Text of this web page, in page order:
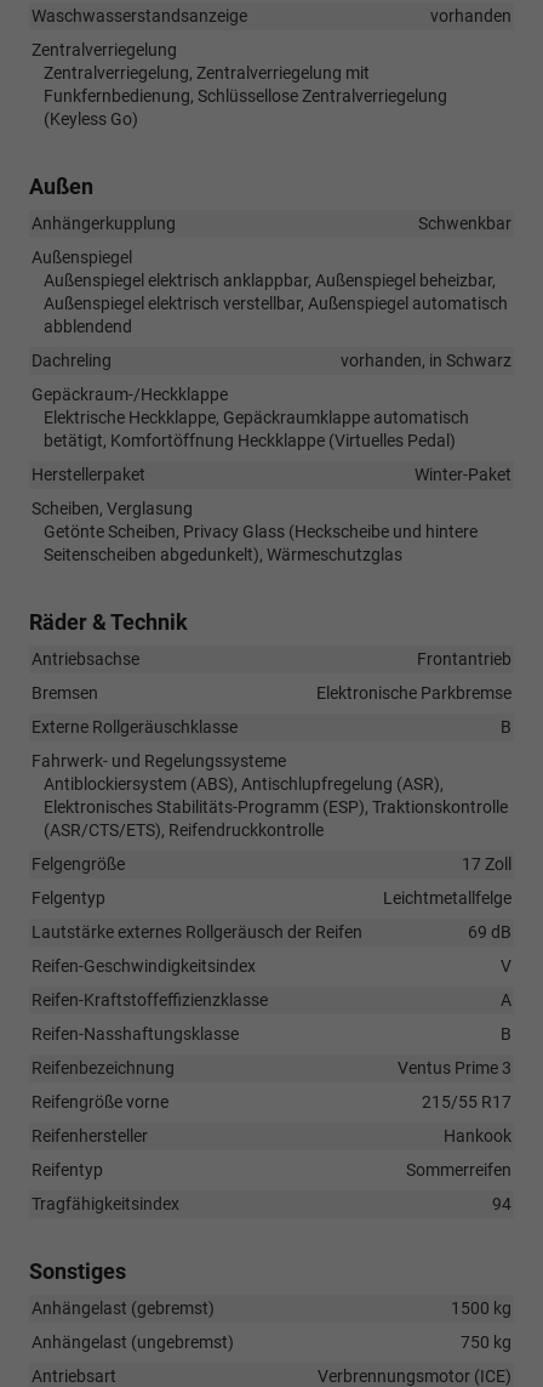
Waschwasserstandsanzeige
vorhanden
Zentralverriegelung
Zentralverriegelung, Zentralverriegelung mit
Funkfernbedienung, Schlüssellose Zentralverriegelung
(Keyless Go)
Außen
Anhängerkupplung
Schwenkbar
Außenspiegel
Außenspiegel elektrisch anklappbar, Außenspiegel beheizbar,
Außenspiegel elektrisch verstellbar, Außenspiegel automatisch
abblendend
Dachreling
vorhanden, in Schwarz
Gepäckraum-/Heckklappe
Elektrische Heckklappe, Gepäckraumklappe automatisch
betätigt, Komfortöffnung Heckklappe (Virtuelles Pedal)
Herstellerpaket
Winter-Paket
Scheiben, Verglasung
Getönte Scheiben, Privacy Glass (Heckscheibe und hintere
Seitenscheiben abgedunkelt), Wärmeschutzglas
Räder & Technik
Antriebsachse
Frontantrieb
Bremsen
Elektronische Parkbremse
Externe Rollgeräuschklasse
B
Fahrwerk- und Regelungssysteme
Antiblockiersystem (ABS), Antischlupfregelung (ASR),
Elektronisches Stabilitäts-Programm (ESP), Traktionskontrolle
(ASR/CTS/ETS), Reifendruckkontrolle
Felgengröße
17 Zoll
Felgentyp
Leichtmetallfelge
Lautstärke externes Rollgeräusch der Reifen
69 dB
Reifen-Geschwindigkeitsindex
V
Reifen-Kraftstoffeffizienzklasse
A
Reifen-Nasshaftungsklasse
B
Reifenbezeichnung
Ventus Prime 3
Reifengröße vorne
215/55 R17
Reifenhersteller
Hankook
Reifentyp
Sommerreifen
Tragfähigkeitsindex
94
Sonstiges
Anhängelast (gebremst)
1500 kg
Anhängelast (ungebremst)
750 kg
Antriebsart
Verbrennungsmotor (ICE)